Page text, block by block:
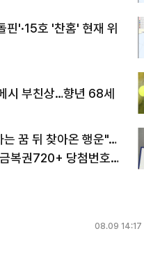
핀'·15호 '찬홈' 현재 위
시 부친상…향년 68세
는 꿈 뒤 찾아온 행운"…
복권720+ 당첨번호조
08.09 14:17